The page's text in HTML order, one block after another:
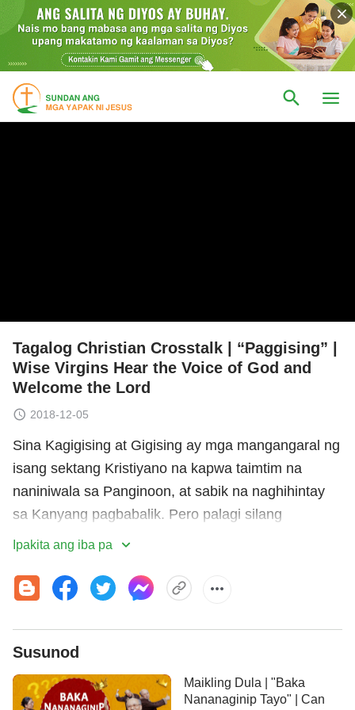
Tagalog Christian Crosstalk | “Paggising” |
Wise Virgins Hear the Voice of God and
Welcome the Lord
2018-12-05
Sina Kagigising at Gigising ay mga mangangaral ng
isang sektang Kristiyano na kapwa taimtim na
naniniwala sa Panginoon, at sabik na naghihintay
sa Kanyang pagbabalik. Pero palagi silang
naguguluhan at nalilito tungkol sa kung paano
pagbabalik, at ano ang dapat nilang gawin para
salubungin Siya. Nang kumatok ang isang sister sa
kanyang pinto nang ilang beses para ipangaral ang
ebanghelyo
rin sa wakas si Kagigising sa katotohanan sa
mahabang panahon ng paghahanap at
Ipakita ang iba pa
Susunod
Maikling Dula | "Baka
Nananaginip Tayo" | Can